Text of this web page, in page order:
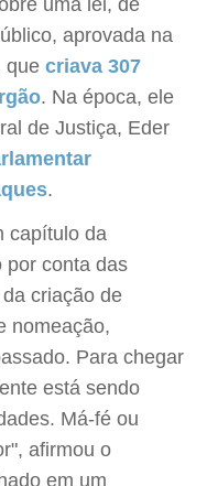
uma lei, de
aprovada na
que criava 307
. Na época, ele
de Justiça, Eder
.
capítulo da
por conta das
criação de
nomeação,
Para chegar
está sendo
Má-fé ou
afirmou o
em um